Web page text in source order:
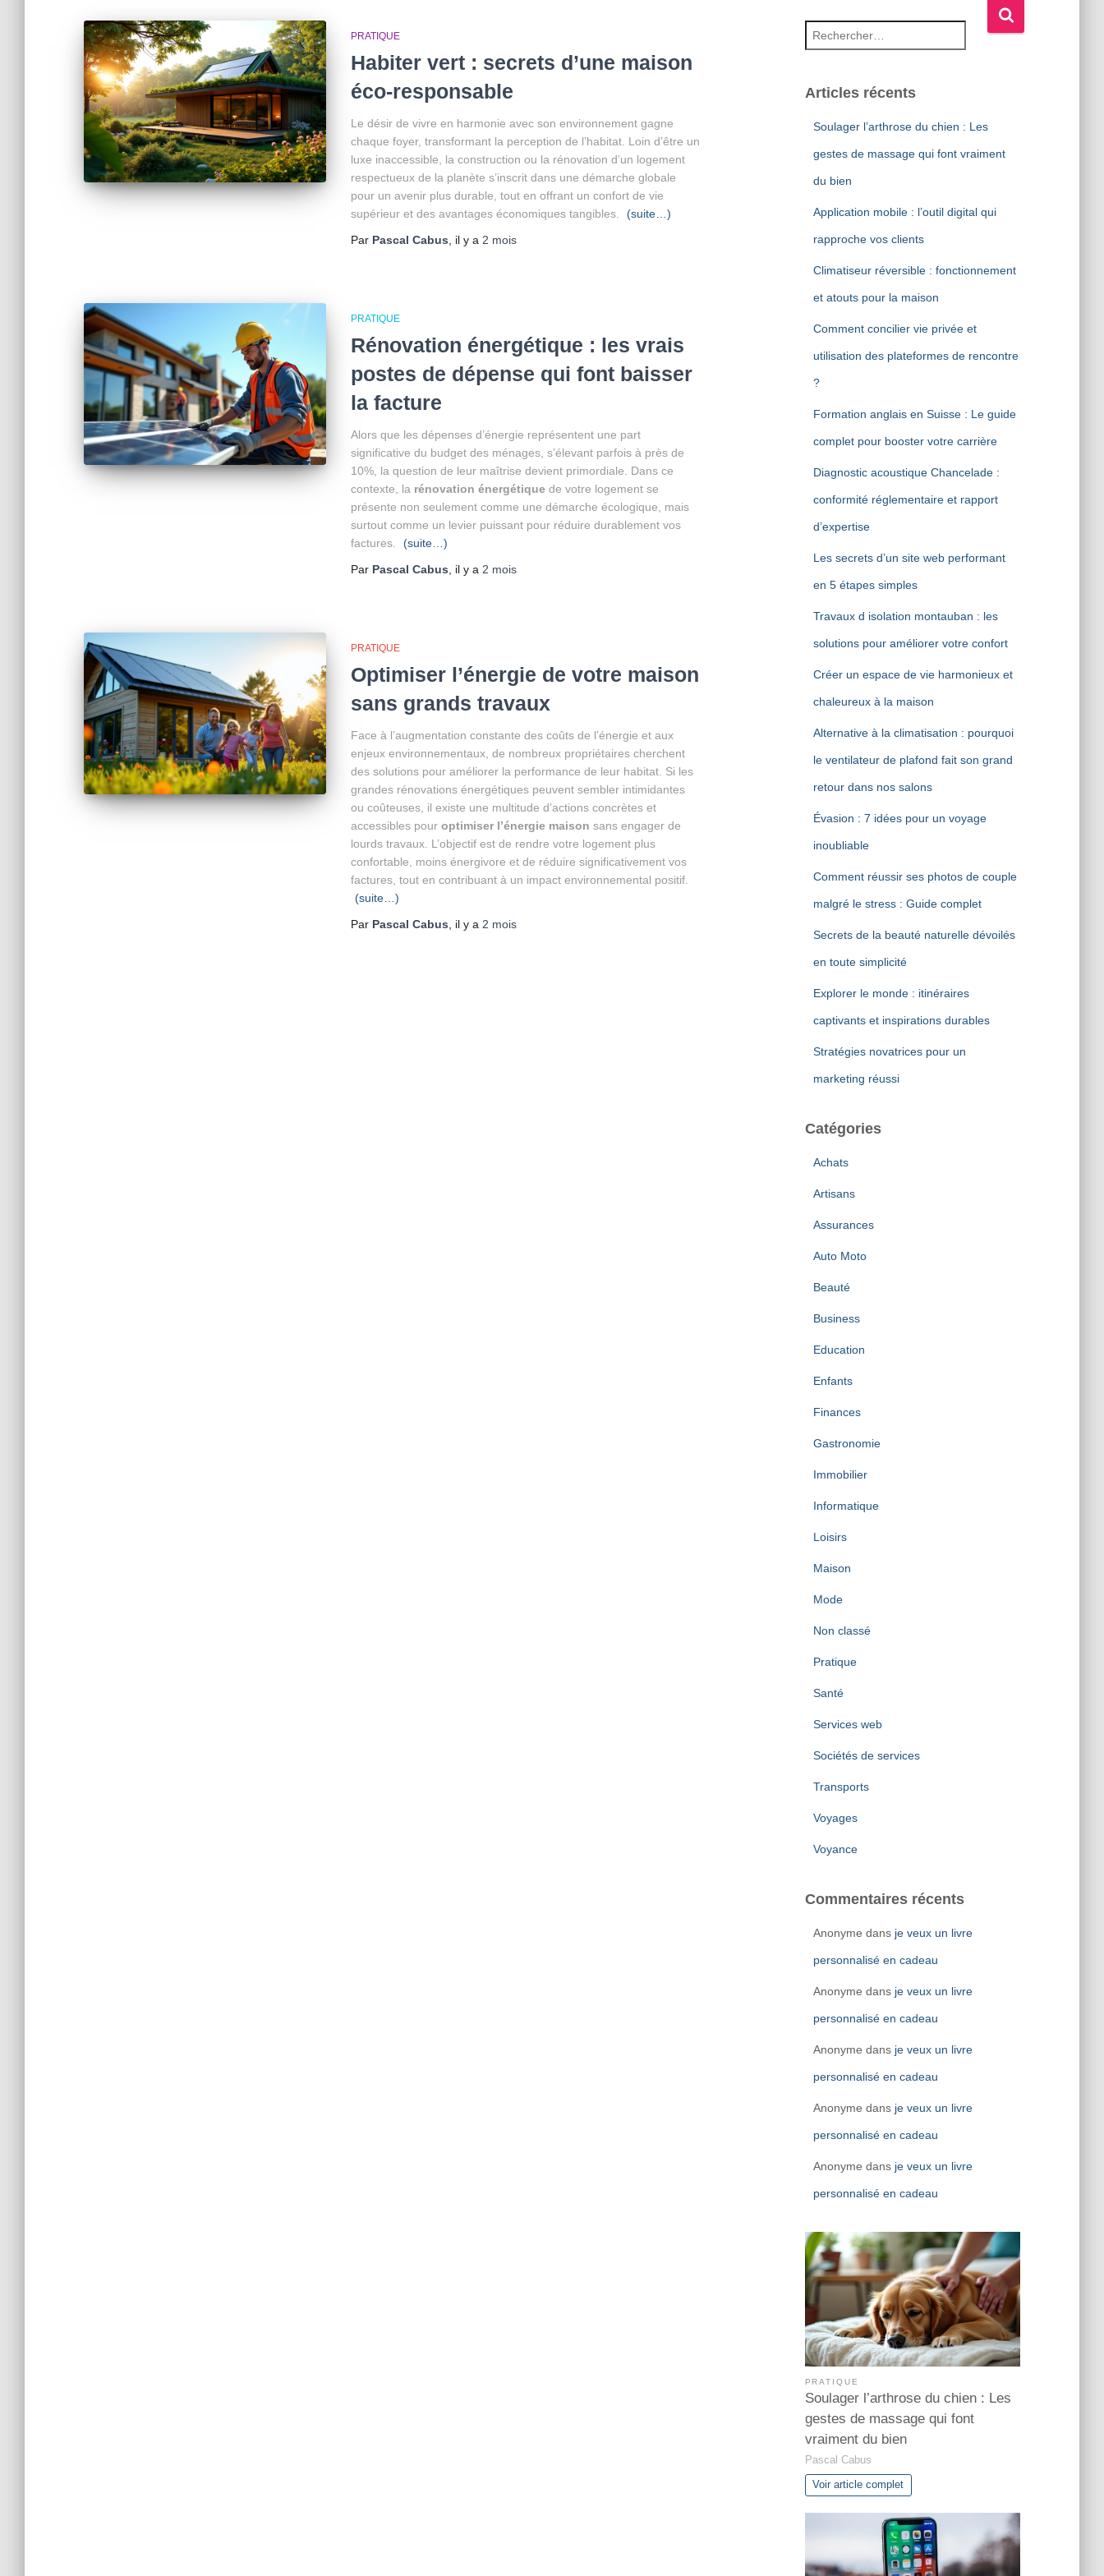
PRATIQUE
Habiter vert : secrets d’une maison
éco-responsable
Le désir de vivre en harmonie avec son environnement gagne
chaque foyer, transformant la perception de l’habitat. Loin d’être un
luxe inaccessible, la construction ou la rénovation d’un logement
respectueux de la planète s’inscrit dans une démarche globale
pour un avenir plus durable, tout en offrant un confort de vie
supérieur et des avantages économiques tangibles.
(suite…)
Par Pascal Cabus , il y a 2 mois
PRATIQUE
Rénovation énergétique : les vrais
postes de dépense qui font baisser
la facture
Alors que les dépenses d’énergie représentent une part
significative du budget des ménages, s’élevant parfois à près de
10%, la question de leur maîtrise devient primordiale. Dans ce
contexte, la rénovation énergétique de votre logement se
présente non seulement comme une démarche écologique, mais
surtout comme un levier puissant pour réduire durablement vos
factures.
(suite…)
Par Pascal Cabus , il y a 2 mois
PRATIQUE
Optimiser l’énergie de votre maison
sans grands travaux
Face à l’augmentation constante des coûts de l’énergie et aux
enjeux environnementaux, de nombreux propriétaires cherchent
des solutions pour améliorer la performance de leur habitat. Si les
grandes rénovations énergétiques peuvent sembler intimidantes
ou coûteuses, il existe une multitude d’actions concrètes et
accessibles pour optimiser l’énergie maison sans engager de
lourds travaux. L’objectif est de rendre votre logement plus
confortable, moins énergivore et de réduire significativement vos
factures, tout en contribuant à un impact environnemental positif.
(suite…)
Par Pascal Cabus , il y a 2 mois
Articles récents
Soulager l’arthrose du chien : Les
gestes de massage qui font vraiment
du bien
Application mobile : l’outil digital qui
rapproche vos clients
Climatiseur réversible : fonctionnement
et atouts pour la maison
Comment concilier vie privée et
utilisation des plateformes de rencontre
?
Formation anglais en Suisse : Le guide
complet pour booster votre carrière
Diagnostic acoustique Chancelade :
conformité réglementaire et rapport
d’expertise
Les secrets d’un site web performant
en 5 étapes simples
Travaux d isolation montauban : les
solutions pour améliorer votre confort
Créer un espace de vie harmonieux et
chaleureux à la maison
Alternative à la climatisation : pourquoi
le ventilateur de plafond fait son grand
retour dans nos salons
Évasion : 7 idées pour un voyage
inoubliable
Comment réussir ses photos de couple
malgré le stress : Guide complet
Secrets de la beauté naturelle dévoilés
en toute simplicité
Explorer le monde : itinéraires
captivants et inspirations durables
Stratégies novatrices pour un
marketing réussi
Catégories
Achats
Artisans
Assurances
Auto Moto
Beauté
Business
Education
Enfants
Finances
Gastronomie
Immobilier
Informatique
Loisirs
Maison
Mode
Non classé
Pratique
Santé
Services web
Sociétés de services
Transports
Voyages
Voyance
Commentaires récents
Anonyme dans je veux un livre
personnalisé en cadeau
Anonyme dans je veux un livre
personnalisé en cadeau
Anonyme dans je veux un livre
personnalisé en cadeau
Anonyme dans je veux un livre
personnalisé en cadeau
Anonyme dans je veux un livre
personnalisé en cadeau
PRATIQUE
Soulager l’arthrose du chien : Les
gestes de massage qui font
vraiment du bien
Pascal Cabus
Voir article complet